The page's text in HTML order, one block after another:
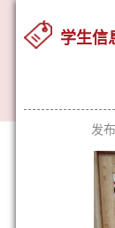
学生信
发